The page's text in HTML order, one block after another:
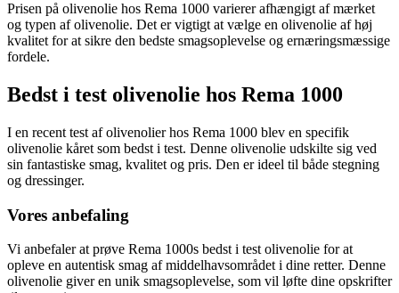
Prisen på olivenolie hos Rema 1000 varierer afhængigt af mærket
og typen af olivenolie. Det er vigtigt at vælge en olivenolie af høj
kvalitet for at sikre den bedste smagsoplevelse og ernæringsmæssige
fordele.
Bedst i test olivenolie hos Rema 1000
I en recent test af olivenolier hos Rema 1000 blev en specifik
olivenolie kåret som bedst i test. Denne olivenolie udskilte sig ved
sin fantastiske smag, kvalitet og pris. Den er ideel til både stegning
og dressinger.
Vores anbefaling
Vi anbefaler at prøve Rema 1000s bedst i test olivenolie for at
opleve en autentisk smag af middelhavsområdet i dine retter. Denne
olivenolie giver en unik smagsoplevelse, som vil løfte dine opskrifter